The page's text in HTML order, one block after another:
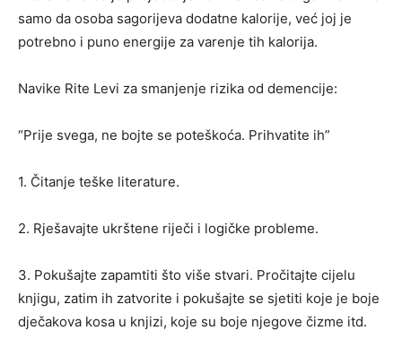
samo da osoba sagorijeva dodatne kalorije, već joj je
potrebno i puno energije za varenje tih kalorija.
Navike Rite Levi za smanjenje rizika od demencije:
“Prije svega, ne bojte se poteškoća. Prihvatite ih”
1. Čitanje teške literature.
2. Rješavajte ukrštene riječi i logičke probleme.
3. Pokušajte zapamtiti što više stvari. Pročitajte cijelu
knjigu, zatim ih zatvorite i pokušajte se sjetiti koje je boje
dječakova kosa u knjizi, koje su boje njegove čizme itd.